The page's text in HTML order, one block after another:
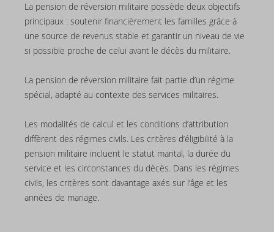
La pension de réversion militaire possède deux objectifs
principaux : soutenir financièrement les familles grâce à
une source de revenus stable et garantir un niveau de vie
si possible proche de celui avant le décès du militaire.
La pension de réversion militaire fait partie d’un régime
spécial, adapté au contexte des services militaires.
Les modalités de calcul et les conditions d’attribution
diffèrent des régimes civils. Les critères d’éligibilité à la
pension militaire incluent le statut marital, la durée du
service et les circonstances du décès. Dans les régimes
civils, les critères sont davantage axés sur l’âge et les
années de mariage.